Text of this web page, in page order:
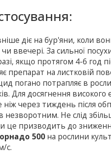
діє на бур'яни, коли
ввечері. За сильної
якщо протягом 4-6 год
препарат на листковій
погано потрапляє в
Для досягнення
ніж через тиждень після
незворотним. Не слід
це призводить до
500 на рослини
с.